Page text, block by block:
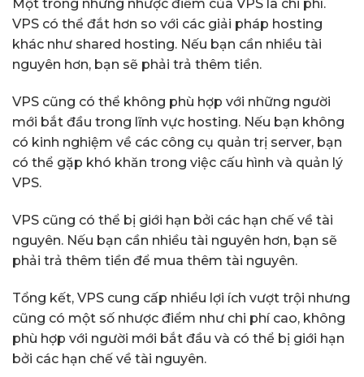
Một trong những nhược điểm của VPS là chi phí.
VPS có thể đắt hơn so với các giải pháp hosting
khác như shared hosting. Nếu bạn cần nhiều tài
nguyên hơn, bạn sẽ phải trả thêm tiền.
VPS cũng có thể không phù hợp với những người
mới bắt đầu trong lĩnh vực hosting. Nếu bạn không
có kinh nghiệm về các công cụ quản trị server, bạn
có thể gặp khó khăn trong việc cấu hình và quản lý
VPS.
VPS cũng có thể bị giới hạn bởi các hạn chế về tài
nguyên. Nếu bạn cần nhiều tài nguyên hơn, bạn sẽ
phải trả thêm tiền để mua thêm tài nguyên.
Tổng kết, VPS cung cấp nhiều lợi ích vượt trội nhưng
cũng có một số nhược điểm như chi phí cao, không
phù hợp với người mới bắt đầu và có thể bị giới hạn
bởi các hạn chế về tài nguyên.